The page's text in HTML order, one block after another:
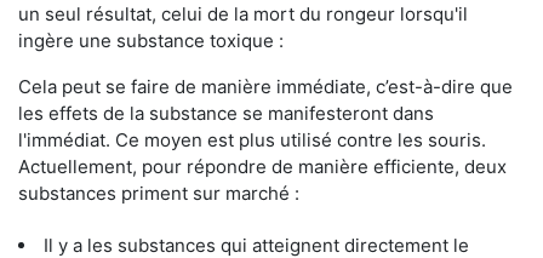
un seul résultat, celui de la mort du rongeur lorsqu'il
ingère une substance toxique :
Cela peut se faire de manière immédiate, c’est-à-dire que
les effets de la substance se manifesteront dans
l'immédiat. Ce moyen est plus utilisé contre les souris.
Actuellement, pour répondre de manière efficiente, deux
substances priment sur marché :
Il y a les substances qui atteignent directement le